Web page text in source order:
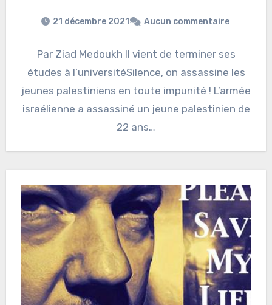
21 décembre 2021 Aucun commentaire
Par Ziad Medoukh Il vient de terminer ses
études à l’universitéSilence, on assassine les
jeunes palestiniens en toute impunité ! L’armée
israélienne a assassiné un jeune palestinien de
22 ans…